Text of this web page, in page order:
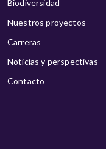
Biodiversidad
Nuestros proyectos
Carreras
Noticias y perspectivas
Contacto